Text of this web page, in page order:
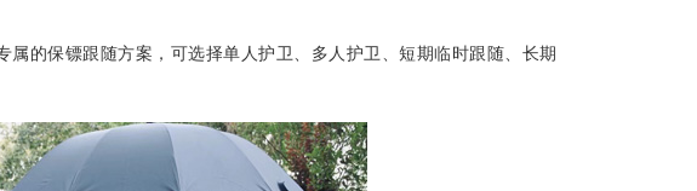
的保镖跟随方案，可选择单人护卫、多人护卫、短期临时跟随、长期